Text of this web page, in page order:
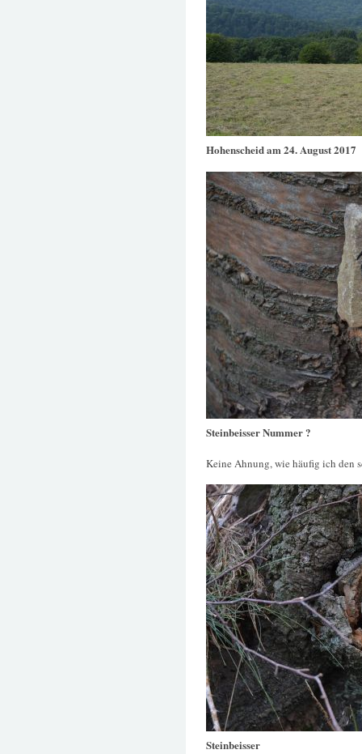
Hohenscheid am 24. August 2017
Steinbeisser Nummer ?
Keine Ahnung, wie häufig ich den
Steinbeisser